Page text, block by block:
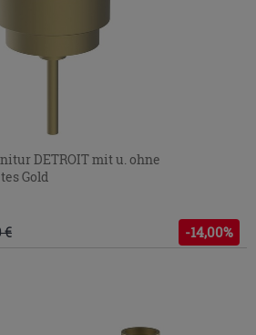
DETROIT mit u. ohne
Gold
€ -14,00%